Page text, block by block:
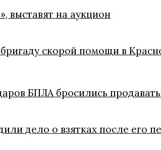
выставят на аукцион
скорой помощи в
БПЛА бросились
дело о взятках после его